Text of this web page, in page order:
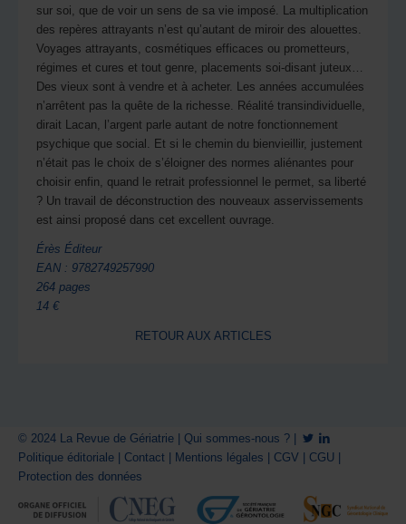
sur soi, que de voir un sens de sa vie imposé. La multiplication
des repères attrayants n’est qu’autant de miroir des alouettes.
Voyages attrayants, cosmétiques efficaces ou prometteurs,
régimes et cures et tout genre, placements soi-disant juteux…
Des vieux sont à vendre et à acheter. Les années accumulées
n’arrêtent pas la quête de la richesse. Réalité transindividuelle,
dirait Lacan, l’argent parle autant de notre fonctionnement
psychique que social. Et si le chemin du bienvieillir, justement
n’était pas le choix de s’éloigner des normes aliénantes pour
choisir enfin, quand le retrait professionnel le permet, sa liberté
? Un travail de déconstruction des nouveaux asservissements
est ainsi proposé dans cet excellent ouvrage.
Érès Éditeur
EAN : 9782749257990
264 pages
14 €
RETOUR AUX ARTICLES
© 2024 La Revue de Gériatrie | Qui sommes-nous ?
Politique éditoriale
Contact Mentions légales CGV CGU
Protection des données